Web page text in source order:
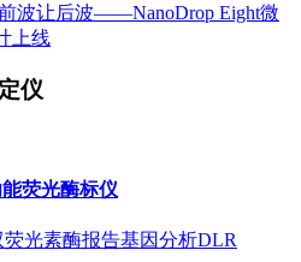
波让后波——NanoDrop Eight微
上线
仪
荧光酶标仪
荧光素酶报告基因分析DLR